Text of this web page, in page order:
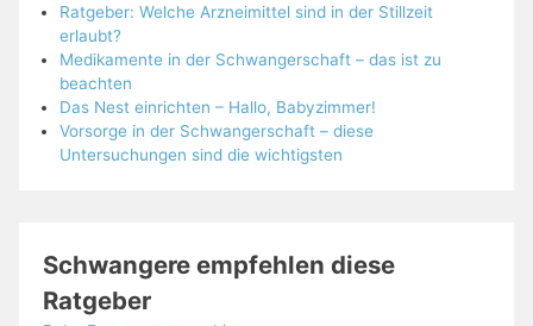
Ratgeber: Welche Arzneimittel sind in der Stillzeit
erlaubt?
Medikamente in der Schwangerschaft – das ist zu
beachten
Das Nest einrichten – Hallo, Babyzimmer!
Vorsorge in der Schwangerschaft – diese
Untersuchungen sind die wichtigsten
Schwangere empfehlen diese
Ratgeber